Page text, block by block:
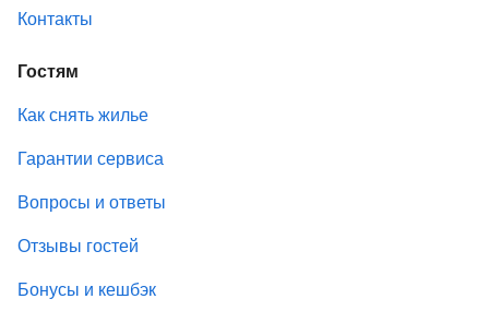
Контакты
Гостям
Как снять жилье
Гарантии сервиса
Вопросы и ответы
Отзывы гостей
Бонусы и кешбэк